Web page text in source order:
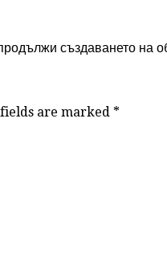
създаването на
are marked *